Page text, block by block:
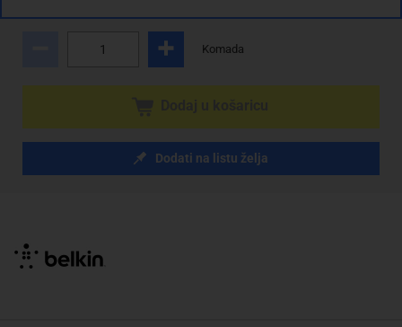
Komada
Dodati na listu želja